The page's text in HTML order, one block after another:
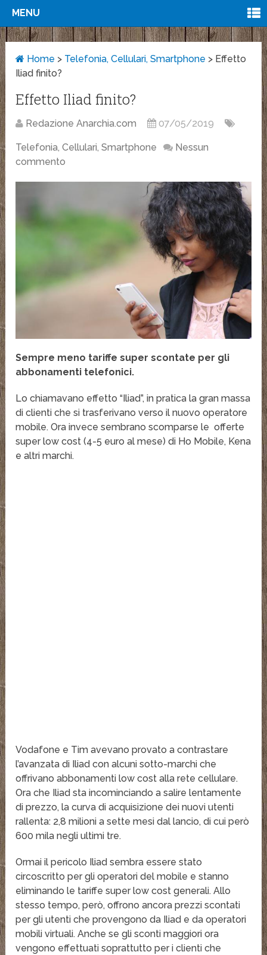
MENU
Home > Telefonia, Cellulari, Smartphone > Effetto
Iliad finito?
Effetto Iliad finito?
Redazione Anarchia.com 07/05/2019
Telefonia, Cellulari, Smartphone
Nessun
commento
Sempre meno tariffe super scontate per gli
abbonamenti telefonici.
Lo chiamavano effetto “Iliad”, in pratica la gran massa
di clienti che si trasferivano verso il nuovo operatore
mobile. Ora invece sembrano scomparse le offerte
super low cost (4-5 euro al mese) di Ho Mobile, Kena
e altri marchi.
Vodafone e Tim avevano provato a contrastare
l’avanzata di Iliad con alcuni sotto-marchi che
offrivano abbonamenti low cost alla rete cellulare.
Ora che Iliad sta incominciando a salire lentamente
di prezzo, la curva di acquisizione dei nuovi utenti
rallenta: 2,8 milioni a sette mesi dal lancio, di cui però
600 mila negli ultimi tre.
Ormai il pericolo Iliad sembra essere stato
circoscritto per gli operatori del mobile e stanno
eliminando le tariffe super low cost generali. Allo
stesso tempo, però, offrono ancora prezzi scontati
per gli utenti che provengono da Iliad e da operatori
mobili virtuali. Anche se gli sconti maggiori ora
vengono effettuati soprattutto per i clienti che